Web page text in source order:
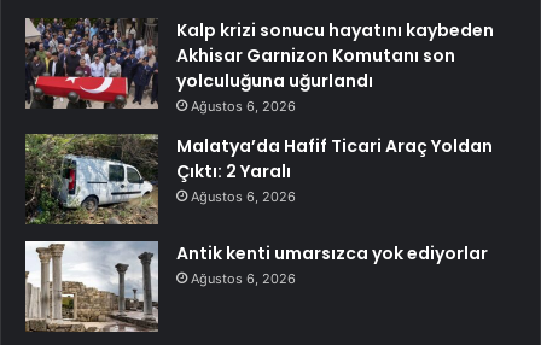
Kalp krizi sonucu hayatını kaybeden
Akhisar Garnizon Komutanı son
yolculuğuna uğurlandı
Ağustos 6, 2026
Malatya’da Hafif Ticari Araç Yoldan
Çıktı: 2 Yaralı
Ağustos 6, 2026
Antik kenti umarsızca yok ediyorlar
Ağustos 6, 2026